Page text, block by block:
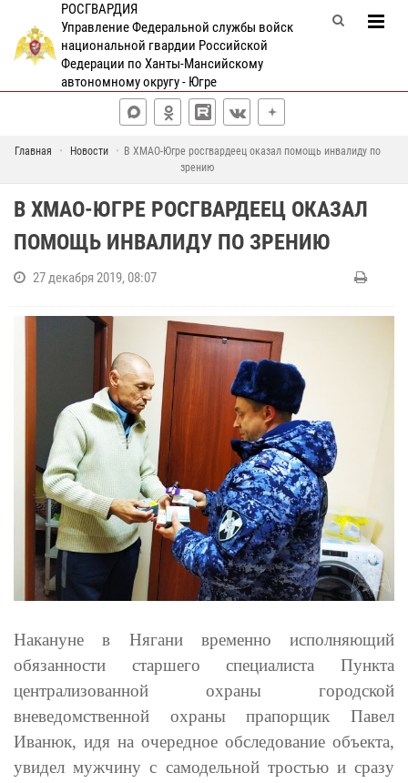
РОСГВАРДИЯ
Управление Федеральной службы войск
национальной гвардии Российской
Федерации по Ханты-Мансийскому
автономному округу - Югре
Главная Новости
В ХМАО-Югре росгвардеец оказал помощь инвалиду по
зрению
В ХМАО-ЮГРЕ РОСГВАРДЕЕЦ ОКАЗАЛ
ПОМОЩЬ ИНВАЛИДУ ПО ЗРЕНИЮ
27 декабря 2019, 08:07
Накануне в Нягани временно исполняющий
обязанности старшего специалиста Пункта
централизованной охраны городской
вневедомственной охраны прапорщик Павел
Иванюк, идя на очередное обследование объекта,
увидел мужчину с самодельной тростью и сразу